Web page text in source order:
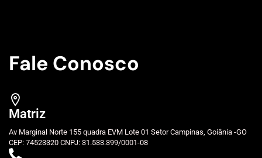
Fale Conosco
Matriz
Av Marginal Norte 155 quadra EVM Lote 01 Setor Campinas, Goiânia -GO
CEP: 74523320 CNPJ: 31.533.399/0001-08